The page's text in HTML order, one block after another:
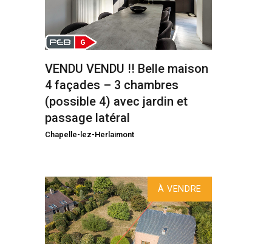
VENDU VENDU !! Belle maison
4 façades – 3 chambres
(possible 4) avec jardin et
passage latéral
Chapelle-lez-Herlaimont
À VENDRE